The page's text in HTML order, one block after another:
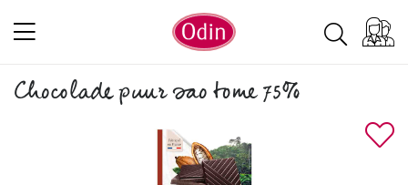
Chocolade puur sao tome 75%